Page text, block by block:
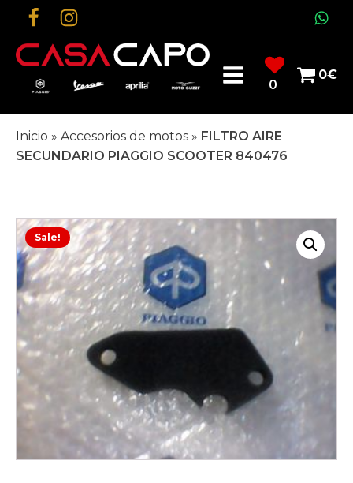
0
0€
Inicio » Accesorios de motos » FILTRO AIRE
SECUNDARIO PIAGGIO SCOOTER 840476
Sale!